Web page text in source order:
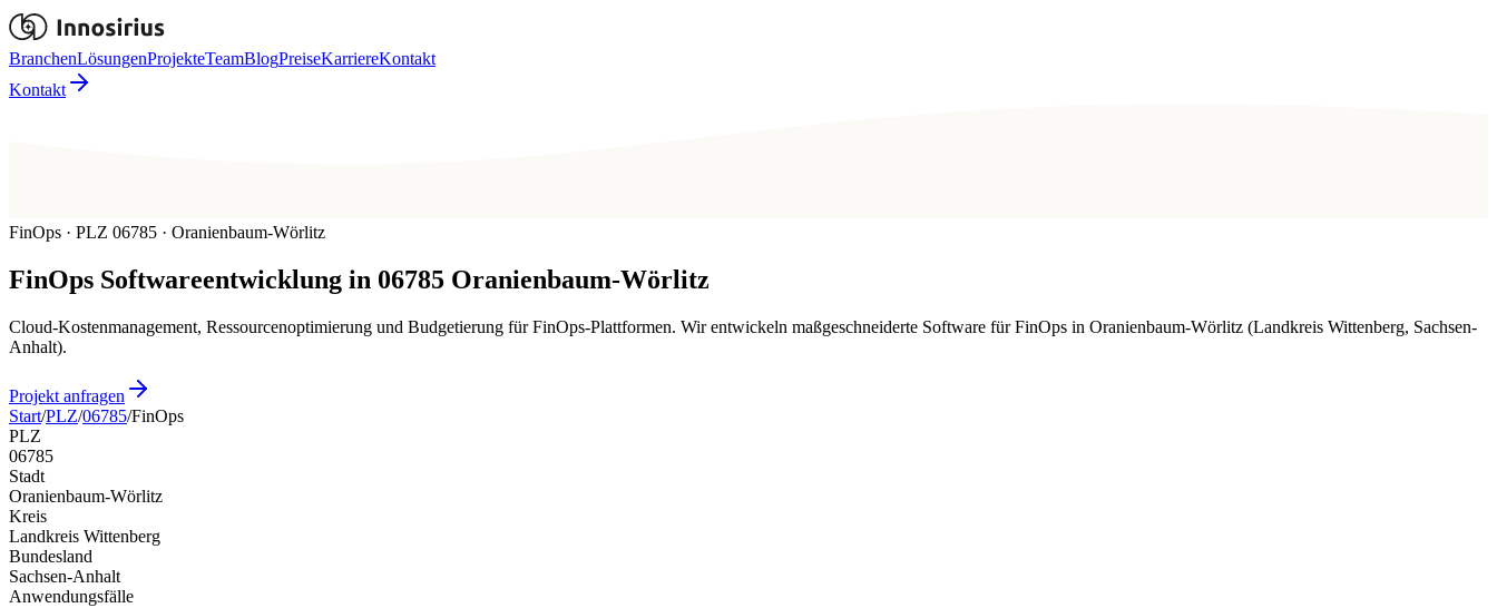
BranchenLösungenProjekteTeamBlogPreiseKarriereKontakt
Kontakt
FinOps · PLZ 06785 · Oranienbaum-Wörlitz
FinOps Softwareentwicklung in 06785 Oranienbaum-Wörlitz
Cloud-Kostenmanagement, Ressourcenoptimierung und Budgetierung für FinOps-Plattformen. Wir entwickeln maßgeschneiderte Software für FinOps in Oranienbaum-Wörlitz (Landkreis Wittenberg, Sachsen-
Anhalt).
Projekt anfragen
Start/PLZ/06785/FinOps
PLZ
06785
Stadt
Oranienbaum-Wörlitz
Kreis
Landkreis Wittenberg
Bundesland
Sachsen-Anhalt
Anwendungsfälle